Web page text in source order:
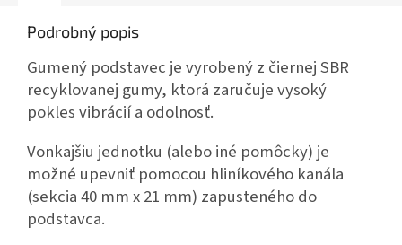
Podrobný popis
Gumený podstavec je vyrobený z čiernej SBR
recyklovanej gumy, ktorá zaručuje vysoký
pokles vibrácií a odolnosť.
Vonkajšiu jednotku (alebo iné pomôcky) je
možné upevniť pomocou hliníkového kanála
(sekcia 40 mm x 21 mm) zapusteného do
podstavca.